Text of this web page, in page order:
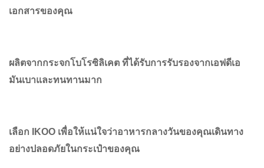
เอกสารของคุณ
ผลิตจากกระจกโบโรซิลิเคต ที่ได้รับการรับรองจากเอฟดีเอ
มันเบาและทนทานมาก
เลือก IKOO เพื่อให้แน่ใจว่าอาหารกลางวันของคุณเดินทาง
อย่างปลอดภัยในกระเป๋าของคุณ